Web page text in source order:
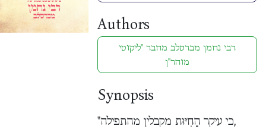
Authors
רבי נחמן מברסלב מחבר "ליקוטי
מוהר"ן
Synopsis
"כי עיקר הַחִיּוּת מקבלין מהתפילה,